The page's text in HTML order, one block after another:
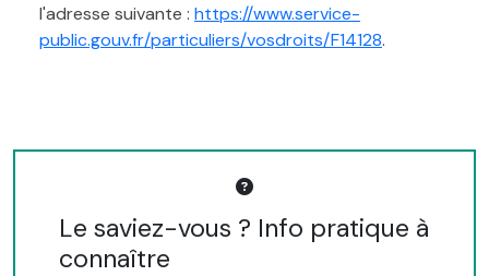
l'adresse suivante : https://www.service-
public.gouv.fr/particuliers/vosdroits/F14128.
Le saviez-vous ? Info pratique à
connaître